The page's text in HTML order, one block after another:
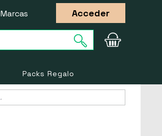
Marcas Acceder
Packs Regalo
.